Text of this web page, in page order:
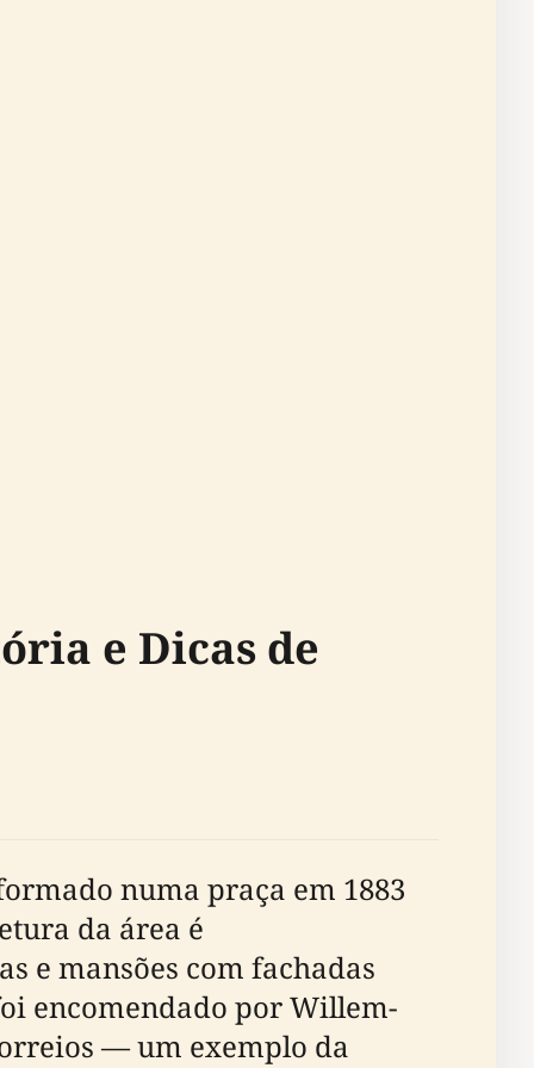
e Dicas de
numa praça em 1883
da área é
e mansões com fachadas
encomendado por Willem-
— um exemplo da